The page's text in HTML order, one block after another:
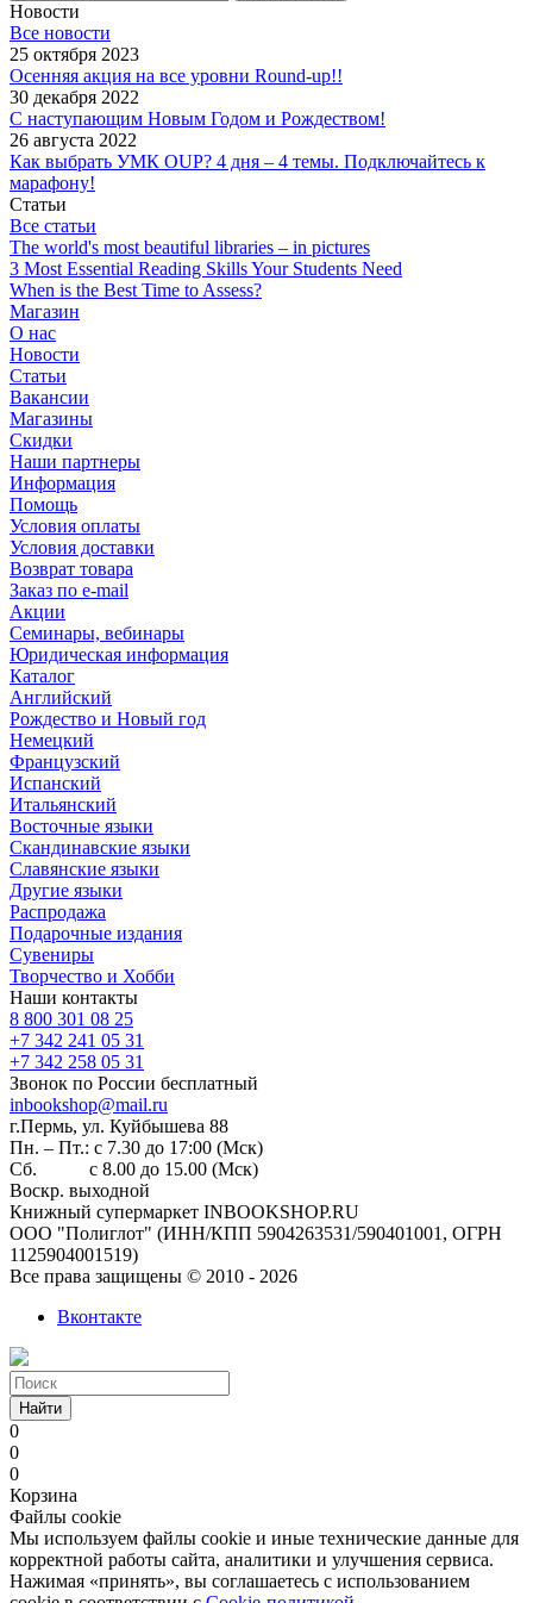
Новости
Все новости
25 октября 2023
Осенняя акция на все уровни Round-up!!
30 декабря 2022
С наступающим Новым Годом и Рождеством!
26 августа 2022
Как выбрать УМК OUP? 4 дня – 4 темы. Подключайтесь к
марафону!
Статьи
Все статьи
The world's most beautiful libraries – in pictures
3 Most Essential Reading Skills Your Students Need
When is the Best Time to Assess?
Магазин
О нас
Новости
Статьи
Вакансии
Магазины
Скидки
Наши партнеры
Информация
Помощь
Условия оплаты
Условия доставки
Возврат товара
Заказ по e-mail
Акции
Семинары, вебинары
Юридическая информация
Каталог
Английский
Рождество и Новый год
Немецкий
Французский
Испанский
Итальянский
Восточные языки
Скандинавские языки
Славянские языки
Другие языки
Распродажа
Подарочные издания
Сувениры
Творчество и Хобби
Наши контакты
8 800 301 08 25
+7 342 241 05 31
+7 342 258 05 31
Звонок по России бесплатный
inbookshop@mail.ru
г.Пермь, ул. Куйбышева 88
Пн. – Пт.: с 7.30 до 17:00 (Мск)
Сб. с 8.00 до 15.00 (Мск)
Воскр. выходной
Книжный супермаркет INBOOKSHOP.RU
ООО "Полиглот" (ИНН/КПП 5904263531/590401001, ОГРН
1125904001519)
Все права защищены © 2010 - 2026
Вконтакте
Найти
0
0
0
Корзина
Файлы cookie
Мы используем файлы cookie и иные технические данные для
корректной работы сайта, аналитики и улучшения сервиса.
Нажимая «принять», вы соглашаетесь с использованием